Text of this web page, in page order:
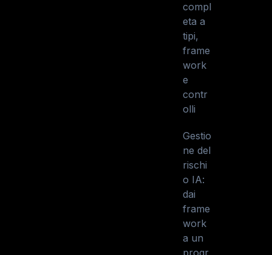
compl
eta a
tipi,
frame
work
e
contr
olli
Gestio
ne del
rischi
o IA:
dai
frame
work
a un
progr